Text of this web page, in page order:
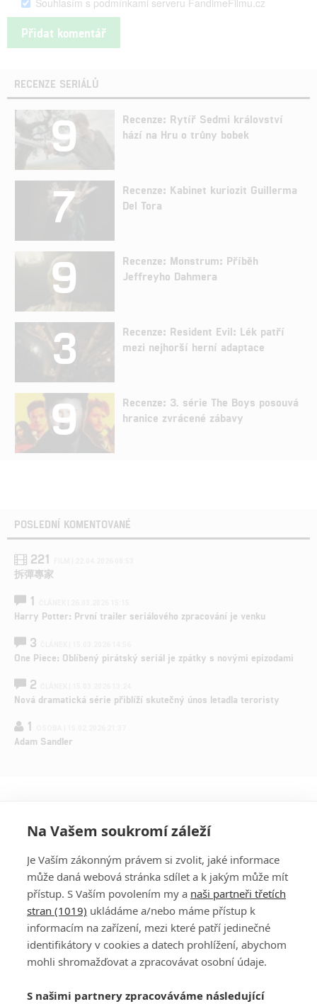
RECENZE SERIÁLŮ
9
Recenze: Rytíř Sedmi království
hází na Hru o trůny bobek
7
Recenze: Kabinet kuriozit Guillerma
Del Tora
9
Recenze: Monstrum: Příběh
Jeffreyho Dahmera
3
Recenze: Resident Evil: Lék patří
mezi nejhorší herní adaptace
9
Recenze: 3. série The Boys posouvá
hranice zvrácené zábavy
POSLEDNÍ KOMENTOVANÉ
221
拆彈專家
1
Harry Potter: První trailer seriálového zpracování je venku
3
One Piece: Oblíbený pirátský seriál je zpátky s novými epizodami
2
Nová dramatická série přiblíží skutečný únos letadla teroristy
1
Adam Sandler
PŘIHLÁSIT
REGISTROVAT
DISKUZE
Šéfredaktorkou webu jePetr Slavík, e-mailserialy@fandimefilmu.cz
Na Vašem soukromí záleží
Je Vaším zákonným právem si zvolit, jaké informace
může daná webová stránka sdílet a k jakým může mít
přístup. S Vaším povolením my a naši partneři třetích
stran (1019) ukládáme a/nebo máme přístup k
informacím na zařízení, mezi které patří jedinečné
identifikátory v cookies a datech prohlížení, abychom
mohli shromažďovat a zpracovávat osobní údaje.
S našimi partnery zpracováváme následující